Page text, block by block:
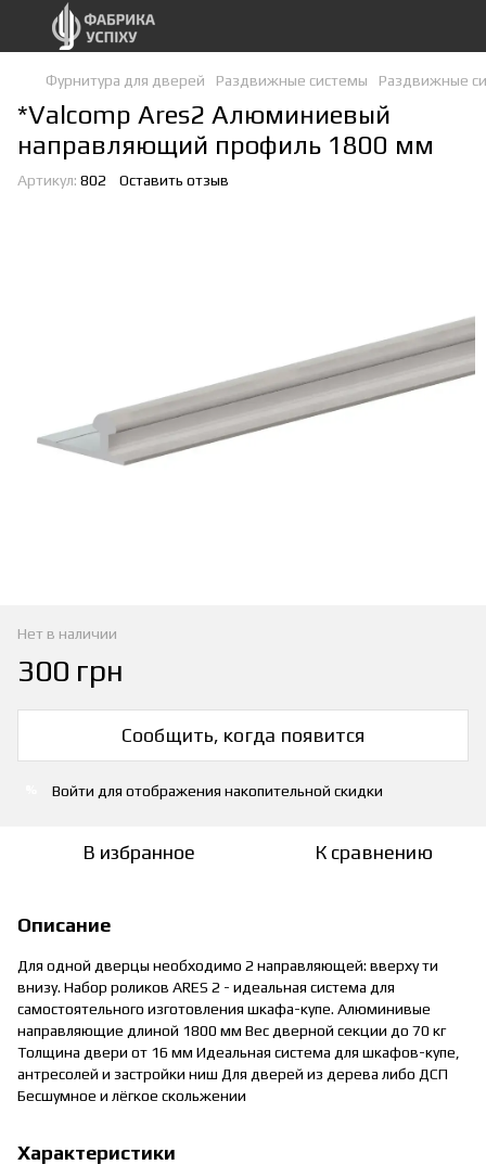
Фурнитура для дверей Раздвижные системы Раздвижные
*Valcomp Ares2 Алюминиевый
направляющий профиль 1800 мм
Артикул: 802 Оставить отзыв
Нет в наличии
300 грн
Сообщить, когда появится
Войти для отображения накопительной скидки
В избранное К сравнению
Описание
Для одной дверцы необходимо 2 направляющей: вверху ти
внизу. Набор роликов ARES 2 - идеальная система для
самостоятельного изготовления шкафа-купе. Алюминивые
направляющие длиной 1800 мм Вес дверной секции до 70 кг
Толщина двери от 16 мм Идеальная система для шкафов-купе,
антресолей и застройки ниш Для дверей из дерева либо ДСП
Бесшумное и лёгкое скольжении
Характеристики